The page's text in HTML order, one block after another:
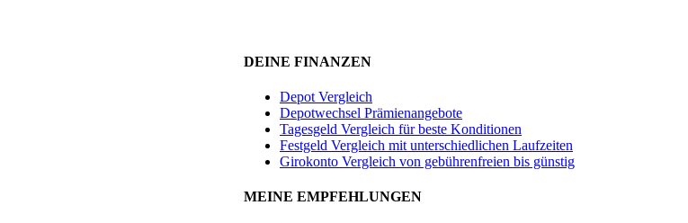
DEINE FINANZEN
Depot Vergleich
Depotwechsel Prämienangebote
Tagesgeld Vergleich für beste Konditionen
Festgeld Vergleich mit unterschiedlichen Laufzeiten
Girokonto Vergleich von gebührenfreien bis günstig
MEINE EMPFEHLUNGEN